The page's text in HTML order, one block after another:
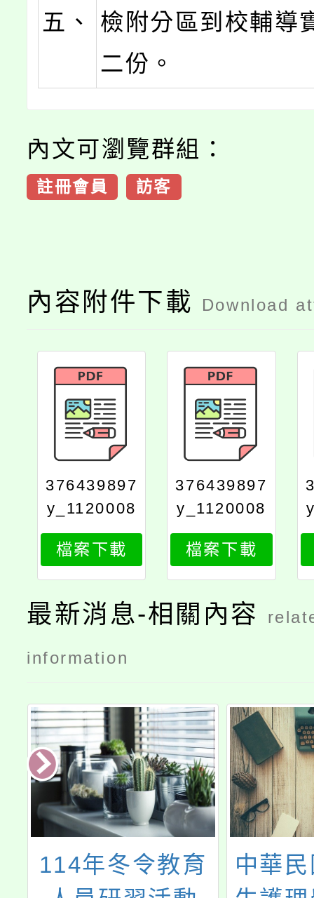
五、
檢附分區到校輔導
二份。
內文可瀏覽群組：
註冊會員 訪客
內容附件下載 Download
376439897
y_1120008
822_attach
2
檔案下載
376439897
y_1120008
822_attach
1
檔案下載
最新消息-相關內容
information
114年冬令教育
中華